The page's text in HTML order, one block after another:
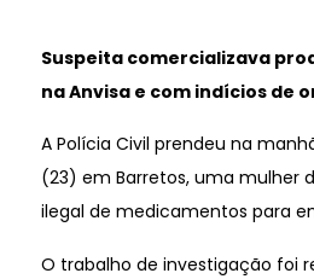
Suspeita comercializava
na Anvisa e com indícios de
A Polícia Civil prendeu na
(23) em Barretos, uma mulher
ilegal de medicamentos para
O trabalho de investigação foi